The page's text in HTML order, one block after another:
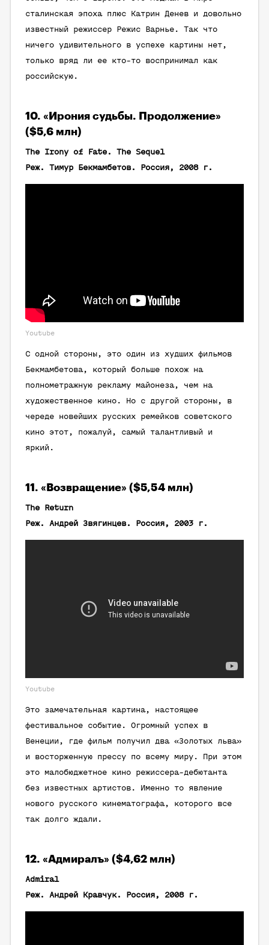
сталинская эпоха плюс Катрин Денев и довольно
известный режиссер Режис Варнье. Так что
ничего удивительного в успехе картины нет,
только вряд ли ее кто-то воспринимал как
российскую.
10. «Ирония судьбы. Продолжение»
($5,6 млн)
The Irony of Fate. The Sequel
Реж. Тимур Бекмамбетов. Россия, 2008 г.
Youtube
С одной стороны, это один из худших фильмов
Бекмамбетова, который больше похож на
полнометражную рекламу майонеза, чем на
художественное кино. Но с другой стороны, в
череде новейших русских ремейков советского
кино этот, пожалуй, самый талантливый и
яркий.
11. «Возвращение» ($5,54 млн)
The Return
Реж. Андрей Звягинцев. Россия, 2003 г.
Youtube
Это замечательная картина, настоящее
фестивальное событие. Огромный успех в
Венеции, где фильм получил два «Золотых льва»
и восторженную прессу по всему миру. При этом
это малобюджетное кино режиссера-дебютанта
без известных артистов. Именно то явление
нового русского кинематографа, которого все
так долго ждали.
12. «Адмиралъ» ($4,62 млн)
Admiral
Реж. Андрей Кравчук. Россия, 2008 г.